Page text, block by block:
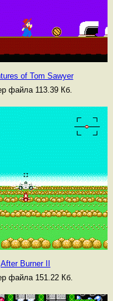
of Tom Sawyer
файла 113.39 Кб.
After Burner II
файла 151.22 Кб.